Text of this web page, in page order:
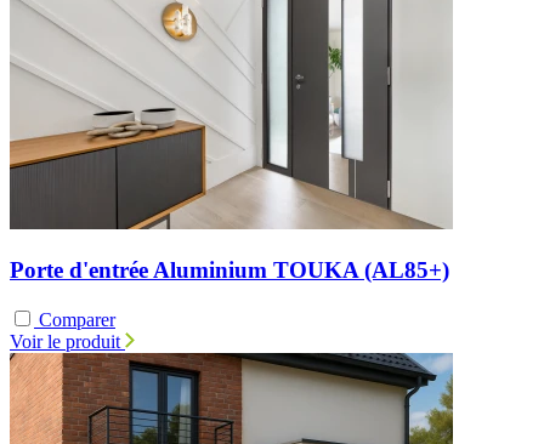
Porte d'entrée Aluminium TOUKA (AL85+)
Comparer
Voir le produit